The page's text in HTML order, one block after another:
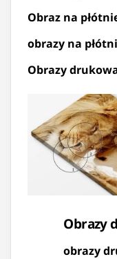
Obraz na
obrazy na
Obrazy
Obrazy
obrazy